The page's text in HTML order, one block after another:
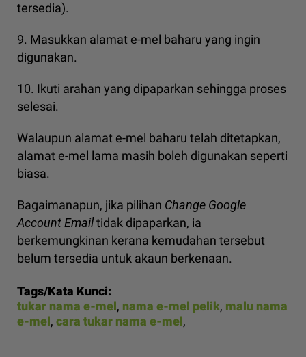
tersedia).
9. Masukkan alamat e-mel baharu yang ingin
digunakan.
10. Ikuti arahan yang dipaparkan sehingga proses
selesai.
Walaupun alamat e-mel baharu telah ditetapkan,
alamat e-mel lama masih boleh digunakan seperti
biasa.
Bagaimanapun, jika pilihan Change Google
Account Emailtidak dipaparkan, ia
berkemungkinan kerana kemudahan tersebut
belum tersedia untuk akaun berkenaan.
Tags/Kata Kunci:
tukar nama e-mel, nama e-mel pelik, malu nama
e-mel, cara tukar nama e-mel,